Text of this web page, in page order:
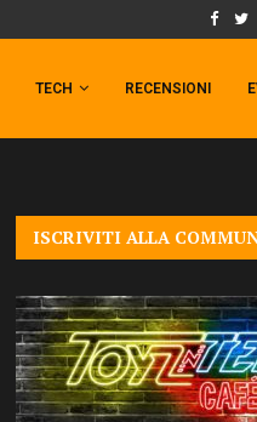
IL
TECH RECENSIONI
ISCRIVITI ALLA